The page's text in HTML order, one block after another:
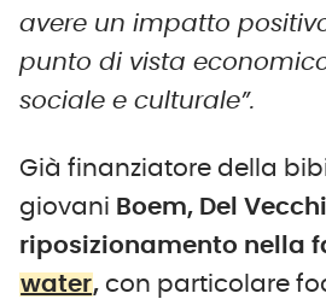
avere un impatto
punto di vista
sociale e culturale”.
Già finanziatore della
giovani Boem, Del
riposizionamento nella
water, con particolare